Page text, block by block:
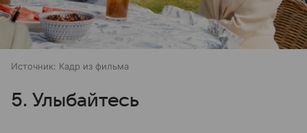
Источник: Кадр из фильма
5. Улыбайтесь